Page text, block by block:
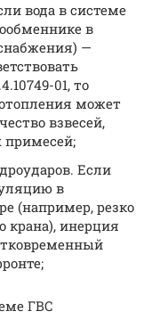
вода в системе
в
—
01, то
может
взвесей,
примесей;
Если
в
(например, резко
крана), инерция
ГВС